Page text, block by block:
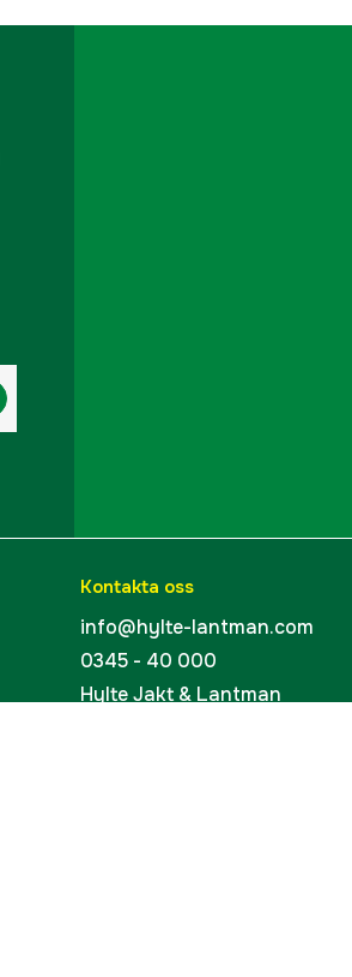
Kontakta oss
info@hylte-lantman.com
0345 - 40 000
Hylte Jakt & Lantman